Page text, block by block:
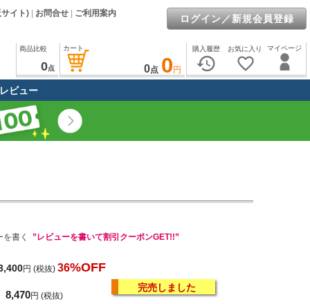
イト) お問合せ ご利用案内 ログイン／新規会員登録
マイページ
お気に入り
favorite_border
購入履歴
history
カート
0点 0 円
商品比較
0点
ビュー
書く ”レビューを書いて割引クーポンGET!!”
円 (税抜) 36%OFF
8,470円 (税抜)
完売しました